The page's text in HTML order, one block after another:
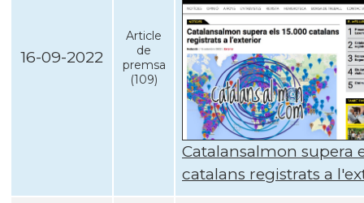
16-09-2022
Article
de
premsa
(109)
Catalansalmon supera
catalans registrats a